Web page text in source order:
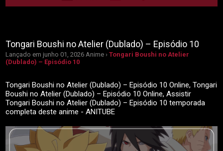
Tongari Boushi no Atelier (Dublado) – Episódio 10
Lançado em junho 01, 2026 Anime ›Tongari Boushi no Atelier
(Dublado) – Episódio 10
Tongari Boushi no Atelier (Dublado) – Episódio 10 Online, Tongari
Boushi no Atelier (Dublado) – Episódio 10 Online, Assistir
Tongari Boushi no Atelier (Dublado) – Episódio 10 temporada
completa deste anime - ANITUBE